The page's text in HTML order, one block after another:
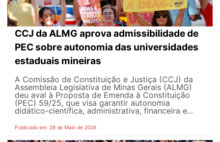
CCJ da ALMG aprova admissibilidade de
PEC sobre autonomia das universidades
estaduais mineiras
A Comissão de Constituição e Justiça (CCJ) da
Assembleia Legislativa de Minas Gerais (ALMG)
deu aval à Proposta de Emenda à Constituição
(PEC) 59/25, que visa garantir autonomia
didático-científica, administrativa, financeira e...
Publicado em: 28 de Maio de 2026